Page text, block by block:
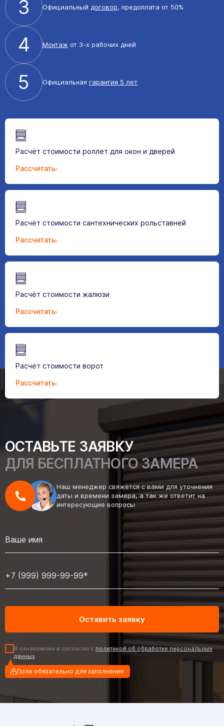
3 Официальный договор, предоплата от 50%
4 Монтаж от 3-х рабочих дней
5 Официальная гарантия 5 лет
Расчёт стоимости роллет для окон и дверей
Рассчитать
Расчёт стоимости сантехнических рольставней
Рассчитать
Расчёт стоимости жалюзи
Рассчитать
Расчёт стоимости ворот
Рассчитать
ОСТАВЬТЕ ЗАЯВКУ
ДЛЯ БЕСПЛАТНОГО ЗАМЕРА
Наш менеджер свяжется с вами для уточнения
даты и времени замера, а так же ответит на
интересующие вопросы
Я ознакомлен и согласен с политикой об обработке персональных
данных
Поле обязательно для заполнения